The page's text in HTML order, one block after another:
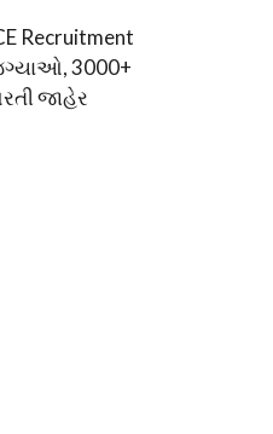
Recruitment
3000+
જાહેર